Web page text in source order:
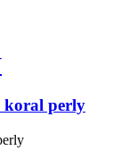
koral perly